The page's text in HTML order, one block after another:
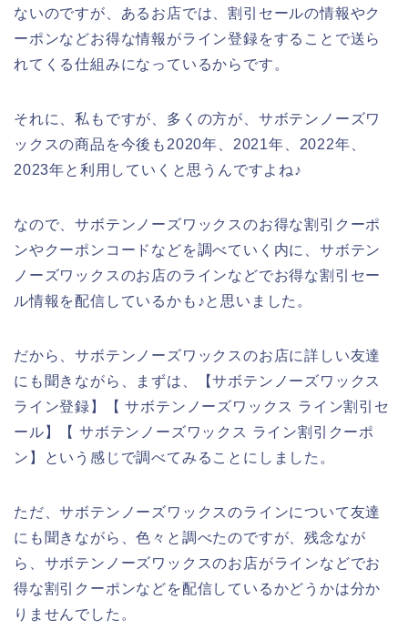
ないのですが、あるお店では、割引セールの情報やク
ーポンなどお得な情報がライン登録をすることで送ら
れてくる仕組みになっているからです。
それに、私もですが、多くの方が、サボテンノーズワ
ックスの商品を今後も2020年、2021年、2022年、
2023年と利用していくと思うんですよね♪
なので、サボテンノーズワックスのお得な割引クーポ
ンやクーポンコードなどを調べていく内に、サボテン
ノーズワックスのお店のラインなどでお得な割引セー
ル情報を配信しているかも♪と思いました。
だから、サボテンノーズワックスのお店に詳しい友達
にも聞きながら、まずは、【サボテンノーズワックス
ライン登録】【 サボテンノーズワックス ライン割引セ
ール】【 サボテンノーズワックス ライン割引クーポ
ン】という感じで調べてみることにしました。
ただ、サボテンノーズワックスのラインについて友達
にも聞きながら、色々と調べたのですが、残念なが
ら、サボテンノーズワックスのお店がラインなどでお
得な割引クーポンなどを配信しているかどうかは分か
りませんでした。